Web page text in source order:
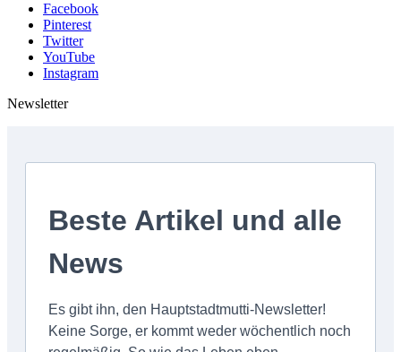
Facebook
Pinterest
Twitter
YouTube
Instagram
Newsletter